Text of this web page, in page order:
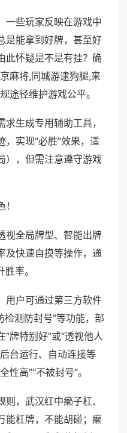
一些玩家反映在游戏中
是能拿到好牌，甚至好
此怀疑是不是有挂？确
麻将,同城游逮狗腿,来
途径维护游戏公平。
生成专用辅助工具，
实现“必胜”效果，适
），但需注意遵守游戏
视全局牌型、智能出牌
及快速自摸等操作，通
率。
用户可通过第三方软件
检测防封号”等功能，部
牌特别好”或“透视他人
台运行、自动连接等
高”“不被封号”。
，武汉红中癞子杠、
能杠牌，不能胡碰；癞